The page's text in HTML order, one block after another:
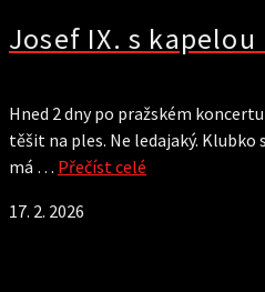
Josef IX. s kapelou
Hned 2 dny po pražském
těšit na ples. Ne ledajaký.
má … Přečíst celé
17. 2. 2026